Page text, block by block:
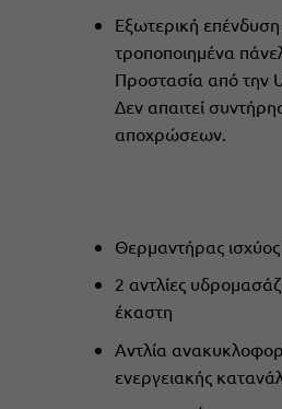
Εξωτερική
τροποποιημένα
Προστασία από την
Δεν απαιτεί
αποχρώσεων.
Θερμαντήρας
2 αντλίες
έκαστη
Αντλία
ενεργειακής